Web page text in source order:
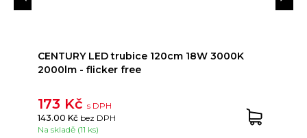
CENTURY LED trubice 120cm 18W 3000K
2000lm - flicker free
173 Kčs DPH
143.00 Kč bez DPH
Na skladě (11 ks)